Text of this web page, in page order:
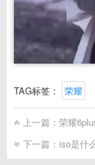
TAG标签： 荣耀
上一篇： 荣耀
下一篇： iso是什